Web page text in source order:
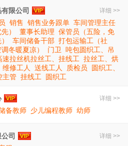
详细 >>
限公司
销售 销售业务跟单 车间管理主任
）
董事长助理 保管员（五险，免
车间储备干部 打包运输工（社
冬暖夏凉）
门卫
吨包圆织工、吊
速拉丝机拉丝工、挂线工 拉丝工、烘
维修工人 送线工人 质检员
圆织工、
主管 挂线工 圆织工
详细 >>
备教师 少儿编程教师 幼师
详细 >>
司